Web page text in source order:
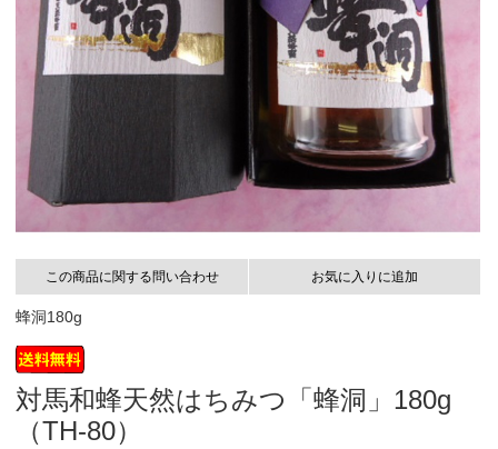
この商品に関する問い合わせ お気に入りに追加
蜂洞180g
対馬和蜂天然はちみつ「蜂洞」180g
（TH-80）